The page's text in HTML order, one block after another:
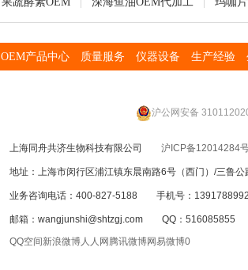
OEM产品中心 质量服务 仪器设备 生产经验
沪公网安备
上海同舟共济生物科技有限公司 沪ICP备12014284
地址：上海市闵行区浦江镇东晨南路6号（西门）/三鲁
业务咨询电话：400-827-5188 手机号：
邮箱：wangjunshi@shtzgj.com QQ：516085855
QQ空间 新浪微博人人网 腾讯微博网易微博0